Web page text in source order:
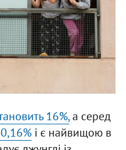
16%,а серед
і є найвищою в